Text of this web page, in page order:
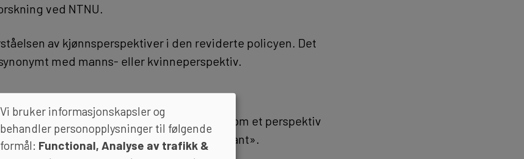
ved NTNU.
av kjønnsperspektiver i den reviderte policyen. Det
med manns- eller kvinneperspektiv.
heter det at «kjønn skal integreres som et perspektiv
finansierer der det er relevant».
Vi bruker informasjonskapsler og
behandler personopplysninger til følgende
formål: Functional, Analyse av trafikk &